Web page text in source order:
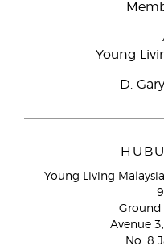
Young
D.
Young Living
Ground
Avenue
No. 8